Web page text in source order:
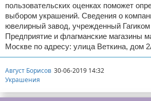
пользовательских оценках поможет
выбором украшений. Сведения о
ювелирный завод, учрежденный Гагиком
Предприятие и флагманские магазины
Москве по адресу: улица Веткина, дом
Август Борисов 30-06-2019 14:32
Украшения